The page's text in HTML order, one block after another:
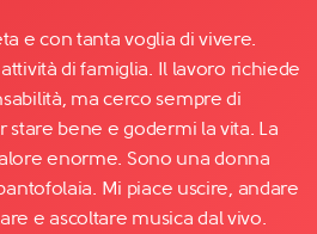
e con tanta voglia di vivere.
di famiglia. Il lavoro richiede
ma cerco sempre di
bene e godermi la vita. La
enorme. Sono una donna
Mi piace uscire, andare
e ascoltare musica dal vivo.